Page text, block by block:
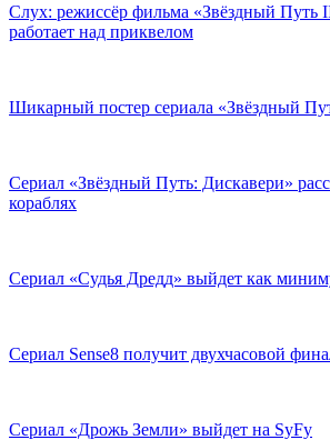
Слух: режиссёр фильма «Звёздный Путь
работает над приквелом
Шикарный постер сериала «Звёздный
Сериал «Звёздный Путь: Дискавери»
кораблях
Сериал «Судья Дредд» выйдет как
Сериал Sense8 получит двухчасовой
Сериал «Дрожь Земли» выйдет на SyFy